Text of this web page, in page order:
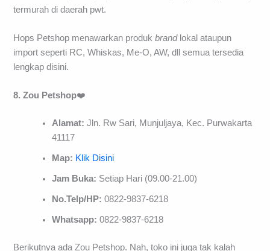
termurah di daerah pwt.
Hops Petshop menawarkan produkbrandlokal ataupun
import seperti RC, Whiskas, Me-O, AW, dll semua tersedia
lengkap disini.
8. Zou Petshop❤️
Alamat:Jln. Rw Sari, Munjuljaya, Kec. Purwakarta
41117
Map: Klik Disini
Jam Buka: Setiap Hari (09.00-21.00)
No.Telp/HP:0822-9837-6218
Whatsapp:0822-9837-6218
Berikutnya ada Zou Petshop. Nah, toko ini juga tak kalah